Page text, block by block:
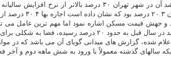
در مورد رشد سنگین اجاره بها عنوان می شود که همچون آن میتوان به تورم بالای ۴۰ درصد و جهش
سالهای گذشته معمولاً با ورود به شش ماهه دوم و